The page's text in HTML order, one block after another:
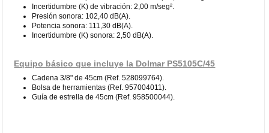
Incertidumbre (K) de vibración: 2,00 m/seg².
Presión sonora: 102,40 dB(A).
Potencia sonora: 111,30 dB(A).
Incertidumbre (K) sonora: 2,50 dB(A).
Equipo básico que incluye la Dolmar PS5105C/45
Cadena 3/8" de 45cm (Ref. 528099764).
Bolsa de herramientas (Ref. 957004011).
Guía de estrella de 45cm (Ref. 958500044).